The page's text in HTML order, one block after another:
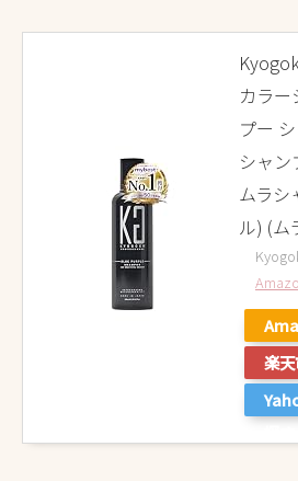
カラ
プー
シャ
ムラシ
ル) (ム
楽